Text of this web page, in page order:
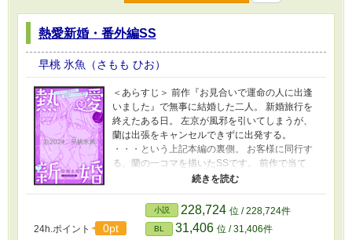
えちえちなやつ）になる予定です。 ・全体的に
加筆修正したものを、後日Kindle配信します。
・その際、一部を残して非公開になりますの
熱愛新婚・番外編SS
早桃 氷魚（さもも ひお）
＜あらすじ＞ 前作『お見合いで運命の人に出逢
いました』で無事に結婚した二人。 新婚旅行を
終えたある日。 左京が風邪を引いてしまうが、
蘭は出張をキャンセルできずに出発する。
・・・という上記本編の裏側。 お客様に同行す
る、蘭の一コマを描いたSSです。 前作で当て
馬？だった築地さんと、『末っ子アイドルは推
二人の新婚生活編を描いた『熱愛新婚』シリー
ズの番外編SS！ 前作・シリーズ本編はKindle版
でお楽しみ下さい。
24h.ポイント 0pt
小説 228,724 位 / 228,724件
BL 31,406 位 / 31,406件